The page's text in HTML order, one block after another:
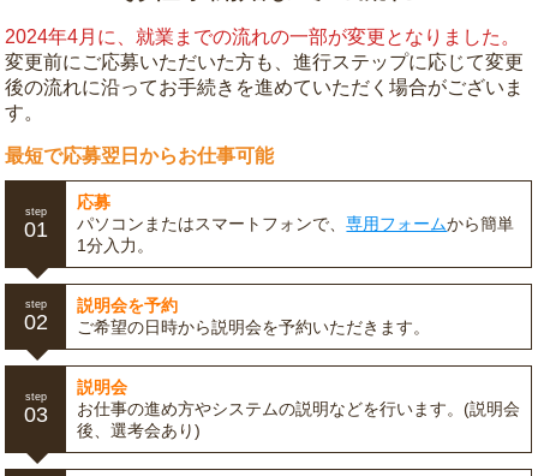
2024年4月に、就業までの流れの一部が変更となりました。
変更前にご応募いただいた方も、進行ステップに応じて変更
後の流れに沿ってお手続きを進めていただく場合がございま
す。
最短で応募翌日からお仕事可能
step
01
応募
パソコンまたはスマートフォンで、専用フォームから簡単
1分入力。
step
02
説明会を予約
ご希望の日時から説明会を予約いただきます。
step
03
説明会
お仕事の進め方やシステムの説明などを行います。(説明会
後、選考会あり)